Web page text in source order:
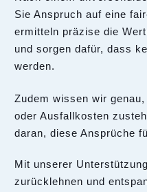
Sie Anspruch auf eine
ermitteln präzise die
und sorgen dafür, dass
werden.
Zudem wissen wir
oder Ausfallkosten
daran, diese Ansprüche
Mit unserer
zurücklehnen und